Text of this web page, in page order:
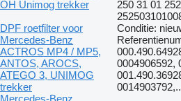
OH Unimog trekker
250 31 01
DPF roetfilter voor
Mercedes-Benz
ACTROS MP4 / MP5,
ANTOS, AROCS,
ATEGO 3, UNIMOG
trekker
Conditie:
0004906592,
Mercedes-Benz